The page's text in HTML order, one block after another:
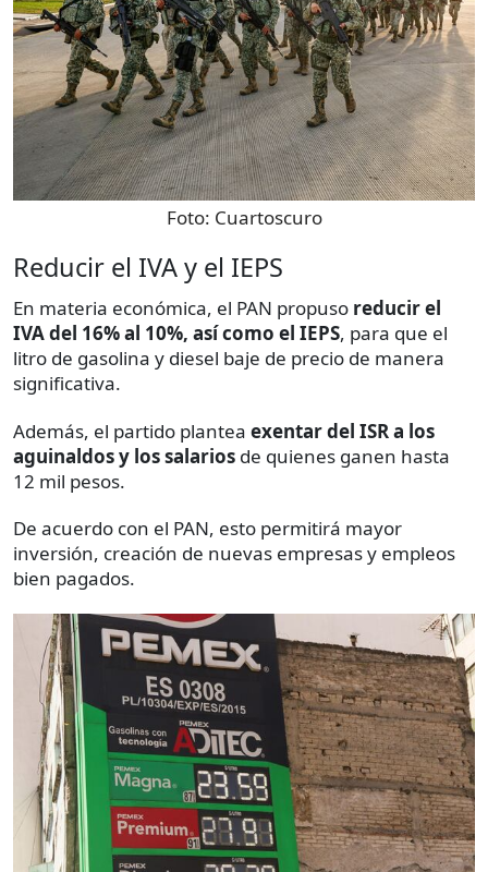
Foto: Cuartoscuro
Reducir el IVA y el IEPS
En materia económica, el PAN propuso reducir el
IVA del 16% al 10%, así como el IEPS, para que el
litro de gasolina y diesel baje de precio de manera
significativa.
Además, el partido plantea exentar del ISR a los
aguinaldos y los salarios de quienes ganen hasta
12 mil pesos.
De acuerdo con el PAN, esto permitirá mayor
inversión, creación de nuevas empresas y empleos
bien pagados.